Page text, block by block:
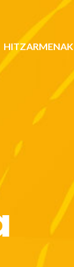
HITZARMENAK